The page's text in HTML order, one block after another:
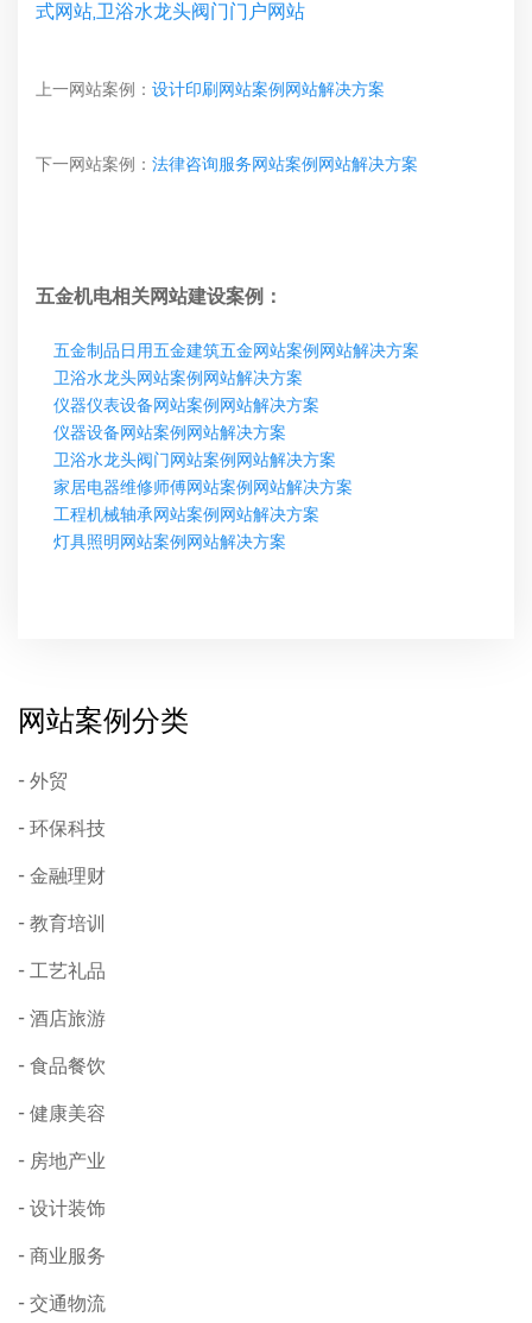
式网站,卫浴水龙头阀门门户网站
上一网站案例： 设计印刷网站案例网站解决方案
下一网站案例： 法律咨询服务网站案例网站解决方案
五金机电相关网站建设案例：
五金制品日用五金建筑五金网站案例网站解决方案
卫浴水龙头网站案例网站解决方案
仪器仪表设备网站案例网站解决方案
仪器设备网站案例网站解决方案
卫浴水龙头阀门网站案例网站解决方案
家居电器维修师傅网站案例网站解决方案
工程机械轴承网站案例网站解决方案
灯具照明网站案例网站解决方案
网站案例分类
外贸
环保科技
金融理财
教育培训
工艺礼品
酒店旅游
食品餐饮
健康美容
房地产业
设计装饰
商业服务
交通物流